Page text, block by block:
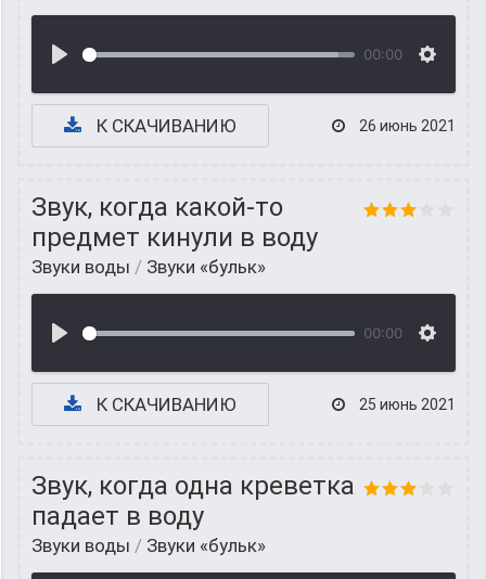
00:00
К СКАЧИВАНИЮ 26 июнь 2021
Звук, когда какой-то
предмет кинули в воду
Звуки воды / Звуки «бульк»
00:00
К СКАЧИВАНИЮ 25 июнь 2021
Звук, когда одна креветка
падает в воду
Звуки воды / Звуки «бульк»